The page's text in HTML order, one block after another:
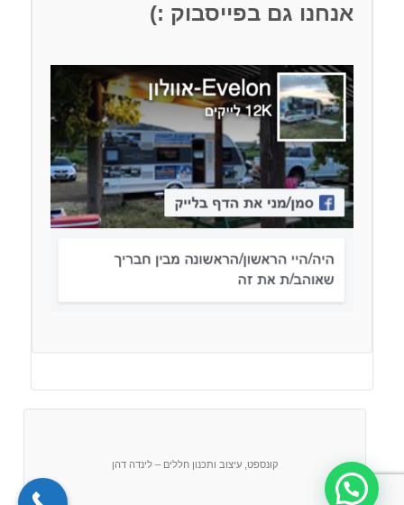
אנחנו גם בפייסבוק :)
קונספט, עיצוב ותכנון חללים – לינדה דהן